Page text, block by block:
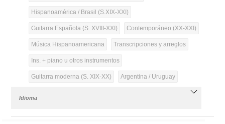
Hispanoamérica / Brasil (S.XIX-XXI)
Guitarra Española (S. XVIII-XXI) Contemporáneo (XX-XXI)
Música Hispanoamericana Transcripciones y arreglos
Ins. + piano u otros instrumentos
Guitarra moderna (S. XIX-XX) Argentina / Uruguay
Idioma